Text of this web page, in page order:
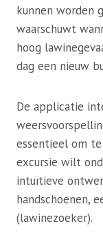
kunnen worden
waarschuwt
hoog
dag een nieuw
De applicatie
essentieel om
excursie wilt
intuïtieve
handschoenen,
(lawinezoeker).